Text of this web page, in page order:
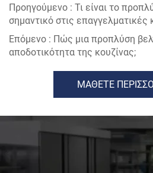
Προηγούμενο : Τι είναι το
σημαντικό στις επαγγελματικές
Επόμενο : Πώς μια προπλύση
αποδοτικότητα της κουζίνας;
ΜΑΘΕΤΕ